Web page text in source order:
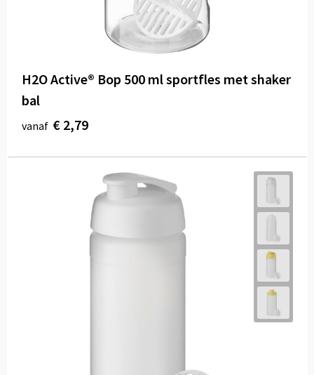
H2O Active® Bop 500 ml sportfles met shaker
bal
vanaf € 2,79